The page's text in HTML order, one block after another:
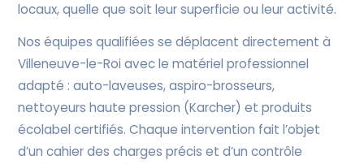
locaux, quelle que soit leur superficie ou leur activité.
Nos équipes qualifiées se déplacent directement à
Villeneuve-le-Roi avec le matériel professionnel
adapté : auto-laveuses, aspiro-brosseurs,
nettoyeurs haute pression (Karcher) et produits
écolabel certifiés. Chaque intervention fait l’objet
d’un cahier des charges précis et d’un contrôle